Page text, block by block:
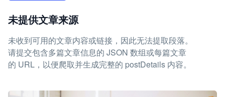
未提供文章来源
未收到可用的文章内容或链接，因此无法提取段落。
请提交包含多篇文章信息的 JSON 数组或每篇文章
的 URL，以便爬取并生成完整的 postDetails 内容。